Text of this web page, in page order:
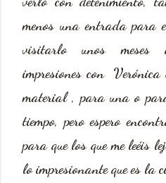
menos una entrada para
visitarlo unos meses
impresiones con Verónica
material , para una o
tiempo, pero espero
para que los que me leéis
lo impresionante que es